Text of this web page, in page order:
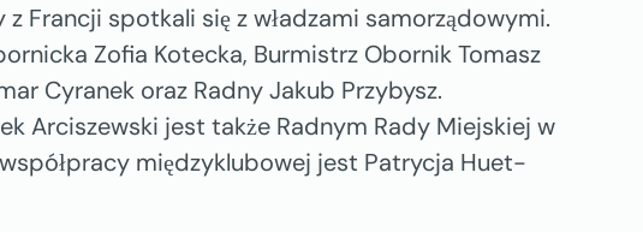
Francji spotkali się z władzami samorządowymi.
Zofia Kotecka, Burmistrz Obornik Tomasz
Cyranek oraz Radny Jakub Przybysz.
Arciszewski jest także Radnym Rady Miejskiej w
międzyklubowej jest Patrycja Huet-